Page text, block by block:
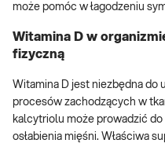
może pomóc w łagodzeniu
Witamina D w
fizyczną
Witamina D jest niezbędna do
procesów zachodzących w
kalcytriolu może prowadzić
osłabienia mięśni. Właściwa